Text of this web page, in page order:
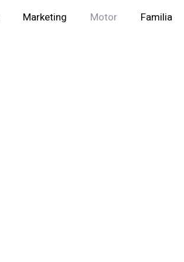
Marketing Motor Familia